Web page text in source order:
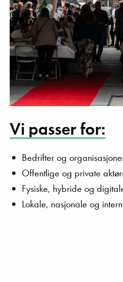
Vi passer for:
Bedrifter og
Offentlige og private
Fysiske, hybride og
Lokale, nasjonale og